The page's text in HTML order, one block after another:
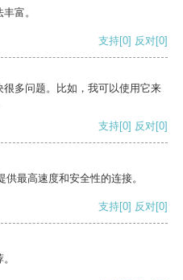
富。
支持[0] 反对[0]
多问题。比如，我可以使用它来
支持[0] 反对[0]
最高速度和安全性的连接。
支持[0] 反对[0]